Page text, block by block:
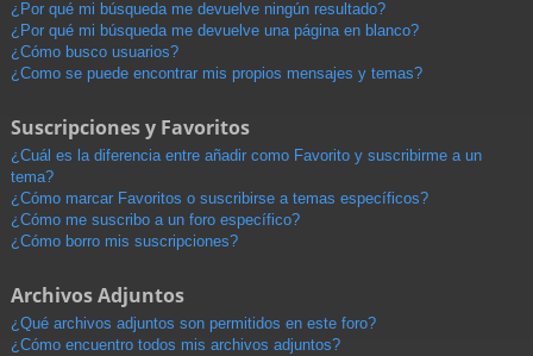
¿Por qué mi búsqueda me devuelve ningún resultado?
¿Por qué mi búsqueda me devuelve una página en blanco?
¿Cómo busco usuarios?
¿Como se puede encontrar mis propios mensajes y temas?
Suscripciones y Favoritos
¿Cuál es la diferencia entre añadir como Favorito y suscribirme a un
tema?
¿Cómo marcar Favoritos o suscribirse a temas específicos?
¿Cómo me suscribo a un foro específico?
¿Cómo borro mis suscripciones?
Archivos Adjuntos
¿Qué archivos adjuntos son permitidos en este foro?
¿Cómo encuentro todos mis archivos adjuntos?